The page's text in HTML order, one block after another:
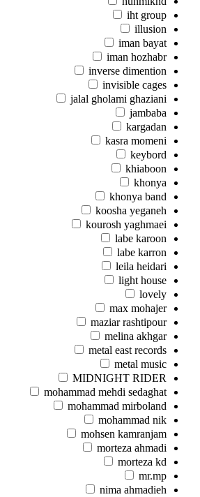
iht group
illusion
iman bayat
iman hozhabr
inverse dimention
invisible cages
jalal gholami ghaziani
jambaba
kargadan
kasra momeni
keybord
khiaboon
khonya
khonya band
koosha yeganeh
kourosh yaghmaei
labe karoon
labe karron
leila heidari
light house
lovely
max mohajer
maziar rashtipour
melina akhgar
metal east records
metal music
MIDNIGHT RIDER
mohammad mehdi sedaghat
mohammad mirboland
mohammad nik
mohsen kamranjam
morteza ahmadi
morteza kd
mr.mp
nima ahmadieh